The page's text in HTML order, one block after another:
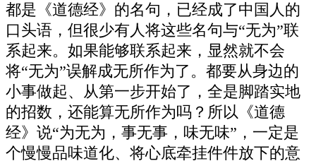
都是《道德经》的名句，已经成了中国人的
口头语，但很少有人将这些名句与“无为”联
系起来。如果能够联系起来，显然就不会
将“无为”误解成无所作为了。都要从身边的
小事做起、从第一步开始了，全是脚踏实地
的招数，还能算无所作为吗？所以《道德
经》说“为无为，事无事，味无味”，一定是
个慢慢品味道化、将心底牵挂件件放下的意